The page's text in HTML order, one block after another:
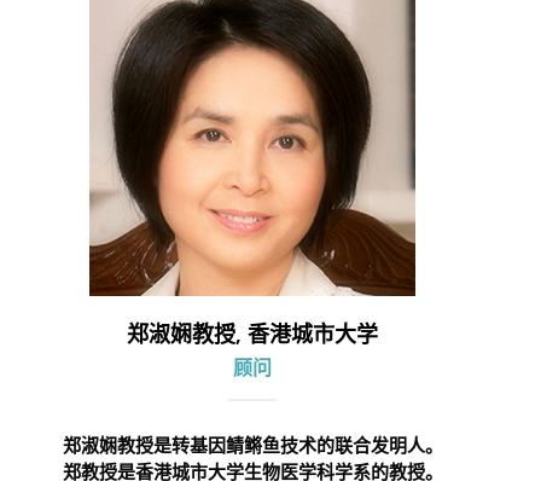
郑淑娴教授, 香港城市大学
顾问
郑淑娴教授是转基因鲭鳉鱼技术的联合发明人。
郑教授是香港城市大学生物医学科学系的教授。